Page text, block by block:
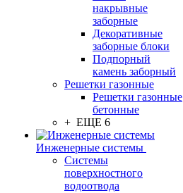
накрывные
заборные
Декоративные
заборные блоки
Подпорный
камень заборный
Решетки газонные
Решетки газонные
бетонные
+ ЕЩЕ 6
Инженерные системы
Системы
поверхностного
водоотвода